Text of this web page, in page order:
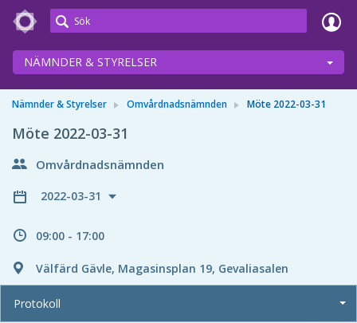
Meetings+
NÄMNDER & STYRELSER
Nämnder & Styrelser Omvårdnadsnämnden Möte 2022-03-31
Möte 2022-03-31
Omvårdnadsnämnden
2022-03-31
09:00 - 17:00
Välfärd Gävle, Magasinsplan 19, Gevaliasalen
Protokoll